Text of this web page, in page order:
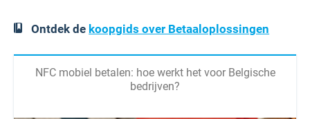
Ontdek de koopgids over Betaaloplossingen
NFC mobiel betalen: hoe werkt het voor Belgische
bedrijven?